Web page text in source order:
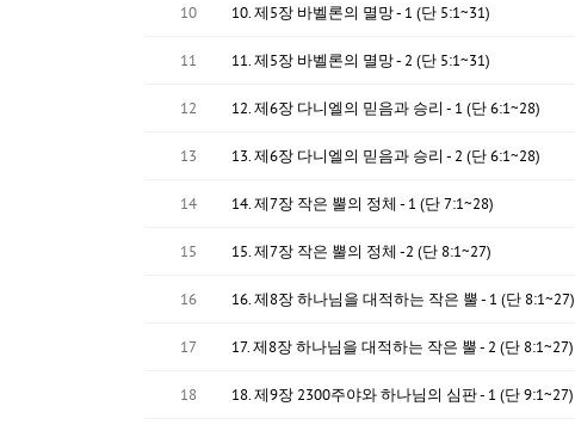
10 10. 제5장 바벨론의 멸망 - 1 (단 5:1~31)
11 11. 제5장 바벨론의 멸망 - 2 (단 5:1~31)
12 12. 제6장 다니엘의 믿음과 승리 - 1 (단 6:1~28)
13 13. 제6장 다니엘의 믿음과 승리 - 2 (단 6:1~28)
14 14. 제7장 작은 뿔의 정체 - 1 (단 7:1~28)
15 15. 제7장 작은 뿔의 정체 -2 (단 8:1~27)
16 16. 제8장 하나님을 대적하는 작은 뿔 - 1 (단 8:1~27)
17 17. 제8장 하나님을 대적하는 작은 뿔 - 2 (단 8:1~27)
18 18. 제9장 2300주야와 하나님의 심판 - 1 (단 9:1~27)